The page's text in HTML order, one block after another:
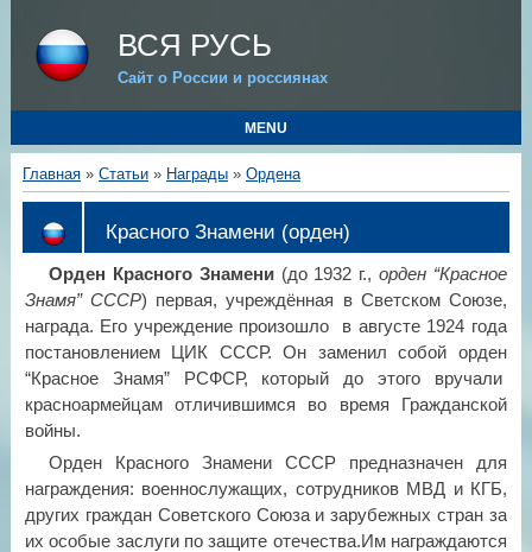
ВСЯ РУСЬ
Сайт о России и россиянах
MENU
Главная» Статьи» Награды» Ордена
Красного Знамени (орден)
Орден Красного Знамени (до 1932 г.,орден “Красное
Знамя” СССР) первая, учреждённая в Светском Союзе,
награда. Его учреждение произошло в августе 1924 года
постановлением ЦИК СССР. Он заменил собой орден
“Красное Знамя” РСФСР, который до этого вручали
красноармейцам отличившимся во время Гражданской
войны.
Орден Красного Знамени СССР предназначен для
награждения: военнослужащих, сотрудников МВД и КГБ,
других граждан Советского Союза и зарубежных стран за
их особые заслуги по защите отечества.Им награждаются